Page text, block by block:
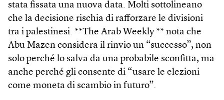
stata fissata una nuova data. Molti sottolineano
che la decisione rischia di rafforzare le divisioni
tra i palestinesi. **The Arab Weekly ** nota che
Abu Mazen considera il rinvio un “successo”, non
solo perché lo salva da una probabile sconfitta, ma
anche perché gli consente di “usare le elezioni
come moneta di scambio in futuro”.